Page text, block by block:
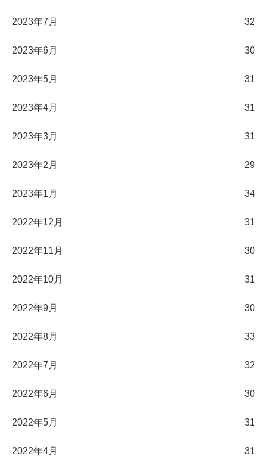
2023年7月 32
2023年6月 30
2023年5月 31
2023年4月 31
2023年3月 31
2023年2月 29
2023年1月 34
2022年12月 31
2022年11月 30
2022年10月 31
2022年9月 30
2022年8月 33
2022年7月 32
2022年6月 30
2022年5月 31
2022年4月 31